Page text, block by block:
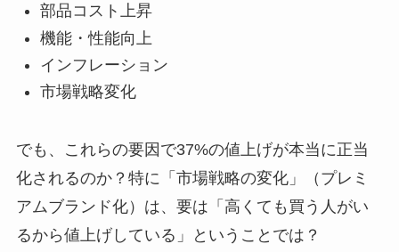
部品コスト上昇
機能・性能向上
インフレーション
市場戦略変化
でも、これらの要因で37%の値上げが本当に正当
化されるのか？特に「市場戦略の変化」（プレミ
アムブランド化）は、要は「高くても買う人がい
るから値上げしている」ということでは？